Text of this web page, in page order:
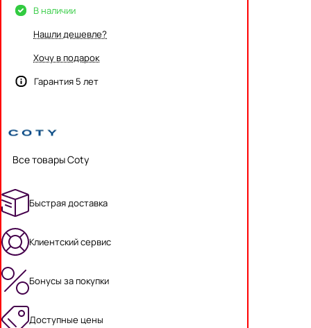
В наличии
Нашли дешевле?
Хочу в подарок
Гарантия 5 лет
Все товары Coty
Быстрая доставка
Клиентский сервис
Бонусы за покупки
Доступные цены